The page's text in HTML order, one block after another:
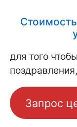
для того
Запрос